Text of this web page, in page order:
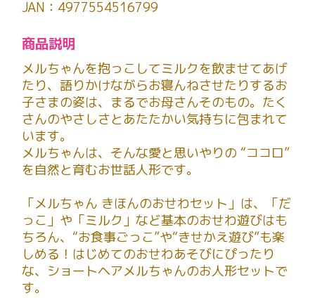
JAN：4977554516799
商品説明
メルちゃんを抱っこしてミルクを飲ませてあげ
たり、語りかけながらお寝んねさせたりするお
子さまの姿は、まるでお母さんそのもの。たく
さんのやさしさとあたたかい気持ちに包まれて
います。
メルちゃんは、そんな愛と思いやりの “ココロ”
を自然と育むお世話人形です。
「メルちゃん きほんのおせわセット」は、「だ
っこ」や「ミルク」など基本のおせわ遊びはも
ちろん、“お食事ごっこ”や“きせかえ遊び”も楽
しめる！はじめてのおせわあそびにぴったり
な、ショートヘアメルちゃんのお人形セットで
す。